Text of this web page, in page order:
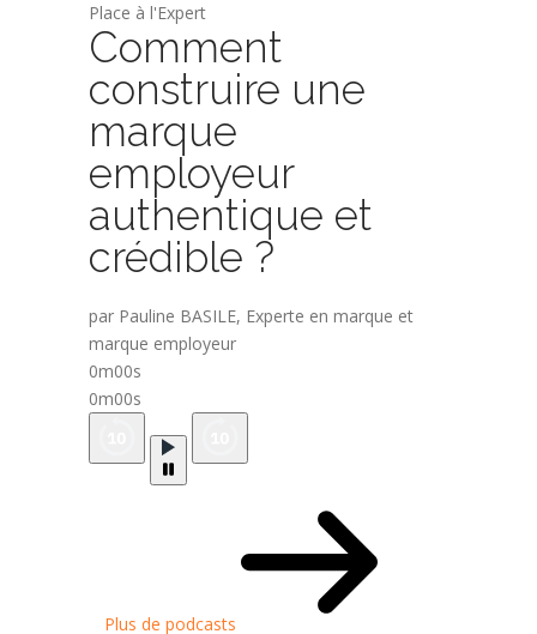
Place à l'Expert
Comment
construire une
marque
employeur
authentique et
crédible ?
par Pauline BASILE, Experte en marque et
marque employeur
0m00s
0m00s
Plus de podcasts